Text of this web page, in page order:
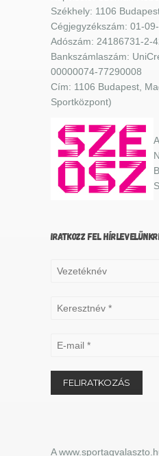
Székhely: 1106
Cégjegyzékszám: 01-
Adószám: 24186731-2-
Bankszámlaszám:
00000074-77290008
Cím: 1106 Budapest,
Sportközpont)
IRATKOZZ FEL
A